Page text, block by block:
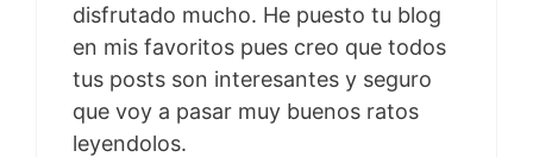
disfrutado mucho. He puesto tu blog
en mis favoritos pues creo que todos
tus posts son interesantes y seguro
que voy a pasar muy buenos ratos
leyendolos.